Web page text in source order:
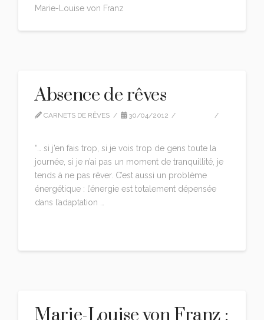
Marie-Louise von Franz
Absence de rêves
CARNETS DE RÊVES 30/04/2012
“… si j’en fais trop, si je vois trop de gens toute la
journée, si je n’ai pas un moment de tranquillité, je
tends à ne pas rêver. C’est aussi un problème
énergétique : l’énergie est totalement dépensée
dans l’adaptation …
Marie-Louise von Franz :